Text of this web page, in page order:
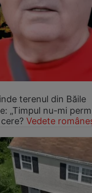
terenul din Băile
„Timpul nu-mi
Vedete